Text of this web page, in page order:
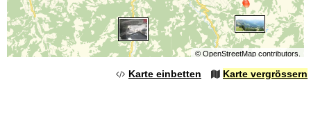
© OpenStreetMapcontributors.
Karte einbetten Karte vergrössern